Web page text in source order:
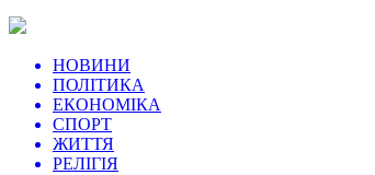
НОВИНИ
ПОЛІТИКА
ЕКОНОМІКА
СПОРТ
ЖИТТЯ
РЕЛІГІЯ